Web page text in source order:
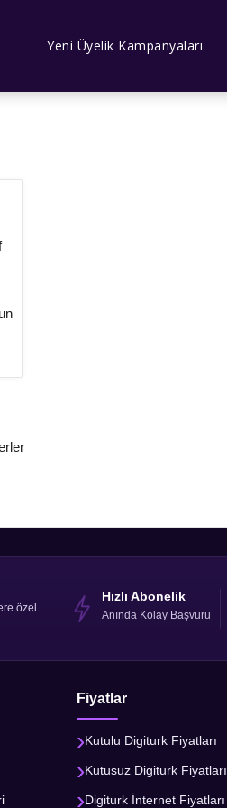
Yeni Üyelik Kampanyaları
özel
Hızlı Abonelik
Anında Kolay Başvuru
Fiyatlar
Kutulu Digiturk Fiyatları
Kutusuz Digiturk Fiyatları
Digiturk İnternet Fiyatları